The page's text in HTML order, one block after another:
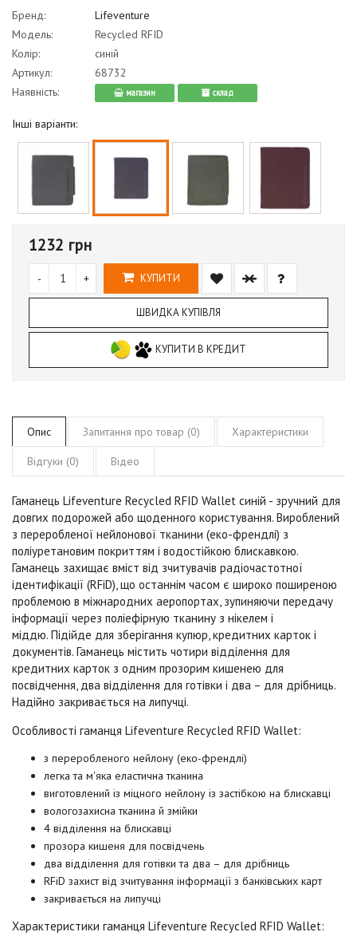
Бренд:
Lifeventure
Модель:
Recycled RFID
Колір:
синій
Артикул:
68732
Наявність:
магазин cклад
Інші варіанти:
1232 грн
- + КУПИТИ
ШВИДКА КУПІВЛЯ
КУПИТИ В КРЕДИТ
Опис Запитання про товар (0) Характеристики
Відгуки (0) Відео
Гаманець Lifeventure Recycled RFID Wallet синій - зручний для
довгих подорожей або щоденного користування. Вироблений
з переробленої нейлонової тканини (еко-френдлі) з
поліуретановим покриттям і водостійкою блискавкою.
Гаманець захищає вміст від зчитувачів радіочастотної
ідентифікації (RFiD), що останнім часом є широко поширеною
проблемою в міжнародних аеропортах, зупиняючи передачу
інформації через поліефірную тканину з нікелем і
міддю. Підійде для зберігання купюр, кредитних карток і
документів. Гаманець містить чотири відділення для
кредитних карток з одним прозорим кишенею для
посвідчення, два відділення для готівки і два – для дрібниць.
Надійно закривається на липучці.
Особливості гаманця Lifeventure Recycled RFID Wallet:
з переробленого нейлону (еко-френдлі)
легка та м'яка еластична тканина
виготовлений із міцного нейлону із застібкою на блискавці
вологозахисна тканина й змійки
4 відділення на блискавці
прозора кишеня для посвідчень
два відділення для готівки та два – для дрібниць
RFiD захист від зчитування інформації з банківських карт
закривається на липучці
Характеристики гаманця Lifeventure Recycled RFID Wallet: